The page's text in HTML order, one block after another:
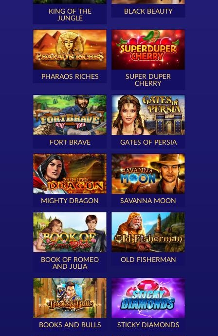
KING OF THE
JUNGLE
BLACK BEAUTY
PHARAOS RICHES
SUPER DUPER
CHERRY
FORT BRAVE GATES OF PERSIA
MIGHTY DRAGON SAVANNA MOON
BOOK OF ROMEO
AND JULIA
OLD FISHERMAN
BOOKS AND BULLS STICKY DIAMONDS